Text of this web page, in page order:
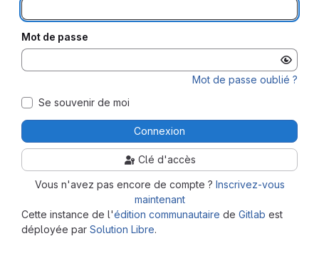
Cette instance de l'édition communautaire de Gitlab est
déployée par Solution Libre.
Mot de passe
Mot de passe oublié ?
Se souvenir de moi
Connexion
Clé d'accès
Vous n'avez pas encore de compte ? Inscrivez-vous
maintenant